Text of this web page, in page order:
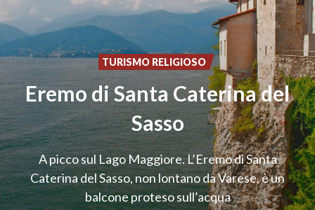
Eremo di Santa Caterina del
Sasso
A picco sul Lago Maggiore. L’Eremo di Santa
Caterina del Sasso, non lontano da Varese, è un
balcone proteso sull’acqua
TURISMO RELIGIOSO